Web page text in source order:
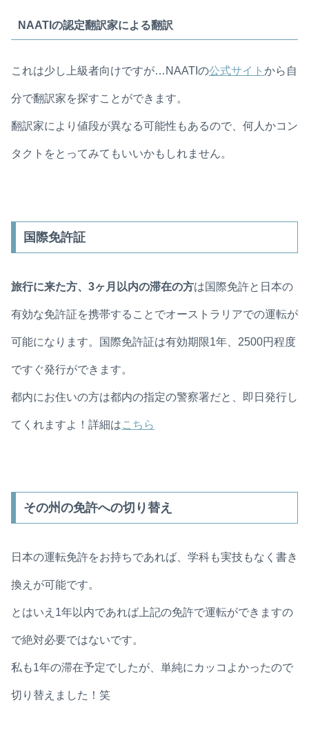
NAATIの認定翻訳家による翻訳
これは少し上級者向けですが…NAATIの公式サイト から自
分で翻訳家を探すことができます。
翻訳家により値段が異なる可能性もあるので、何人かコン
タクトをとってみてもいいかもしれません。
国際免許証
旅行に来た方、3ヶ月以内の滞在の方は国際免許と日本の
有効な免許証を携帯することでオーストラリアでの運転が
可能になります。国際免許証は有効期限1年、2500円程度
ですぐ発行ができます。
都内にお住いの方は都内の指定の警察署だと、即日発行し
てくれますよ！詳細はこちら
その州の免許への切り替え
日本の運転免許をお持ちであれば、学科も実技もなく書き
換えが可能です。
とはいえ1年以内であれば上記の免許で運転ができますの
で絶対必要ではないです。
私も1年の滞在予定でしたが、単純にカッコよかったので
切り替えました！笑